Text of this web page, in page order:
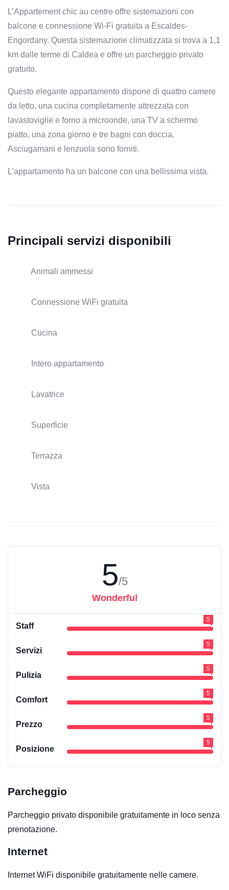
L’Appartement chic au centre offre sistemazioni con
balcone e connessione Wi-Fi gratuita a Escaldes-
Engordany. Questa sistemazione climatizzata si trova a 1,1
km dalle terme di Caldea e offre un parcheggio privato
gratuito.
Questo elegante appartamento dispone di quattro camere
da letto, una cucina completamente attrezzata con
lavastoviglie e forno a microonde, una TV a schermo
piatto, una zona giorno e tre bagni con doccia.
Asciugamani e lenzuola sono forniti.
L’appartamento ha un balcone con una bellissima vista.
Principali servizi disponibili
Animali ammessi
Connessione WiFi gratuita
Cucina
Intero appartamento
Lavatrice
Superficie
Terrazza
Vista
5/5
Wonderful
Staff
5
Servizi
5
Pulizia
5
Comfort
5
Prezzo
5
Posizione
5
Parcheggio
Parcheggio privato disponibile gratuitamente in loco senza
prenotazione.
Internet
Internet WiFi disponibile gratuitamente nelle camere.